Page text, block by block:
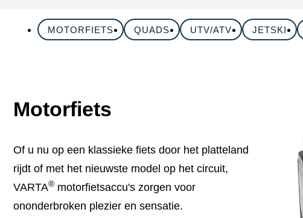
MOTORFIETS QUADS UTV/ATV JETSKI
Motorfiets
Of u nu op een klassieke fiets door het platteland
rijdt of met het nieuwste model op het circuit,
VARTA® motorfietsaccu's zorgen voor
ononderbroken plezier en sensatie.